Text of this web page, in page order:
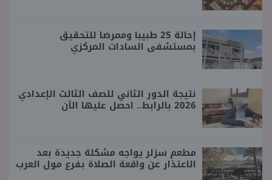
إحالة 25 طبيبا وممرضا للتحقيق
بمستشفى السادات المركزي
نتيجة الدور الثاني للصف الثالث الإعدادي
2026 بالرابط.. احصل عليها الآن
مطعم سزلر يواجه مشكلة جديدة بعد
الاعتذار عن واقعة الصلاة بفرع مول العرب